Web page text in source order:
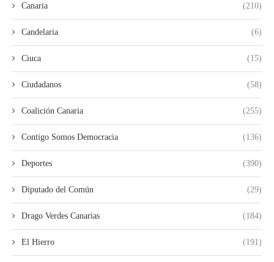
Canaria (210)
Candelaria (6)
Ciuca (15)
Ciudadanos (58)
Coalición Canaria (255)
Contigo Somos Democracia (136)
Deportes (390)
Diputado del Común (29)
Drago Verdes Canarias (184)
El Hierro (191)